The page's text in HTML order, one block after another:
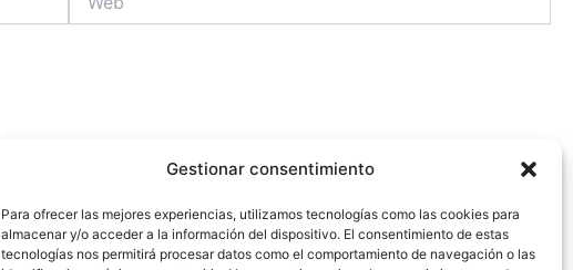
Gestionar consentimiento
Para ofrecer las mejores experiencias, utilizamos tecnologías como las cookies para
almacenar y/o acceder a la información del dispositivo. El consentimiento de estas
tecnologías nos permitirá procesar datos como el comportamiento de navegación o las